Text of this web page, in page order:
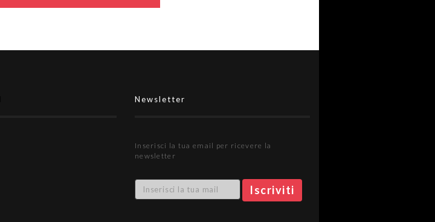
Newsletter
Inserisci la tua email per ricevere la
newsletter